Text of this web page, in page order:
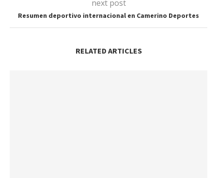
next post
Resumen deportivo internacional en Camerino Deportes
RELATED ARTICLES